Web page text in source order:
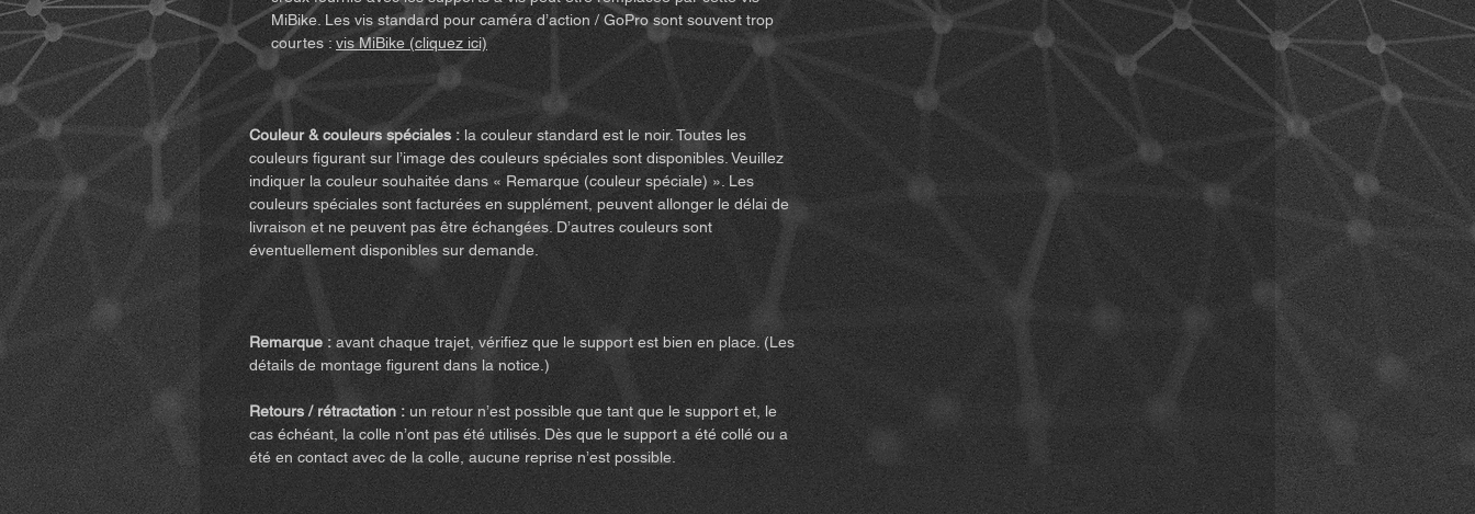
MiBike. Les vis standard pour caméra d’action / GoPro sont souvent trop
courtes :vis MiBike (cliquez ici)
Couleur & couleurs spéciales : la couleur standard est le noir. Toutes les
couleurs figurant sur l’image des couleurs spéciales sont disponibles. Veuillez
indiquer la couleur souhaitée dans « Remarque (couleur spéciale) ». Les
couleurs spéciales sont facturées en supplément, peuvent allonger le délai de
livraison et ne peuvent pas être échangées. D’autres couleurs sont
éventuellement disponibles sur demande.
Remarque :avant chaque trajet, vérifiez que le support est bien en place. (Les
détails de montage figurent dans la notice.)
Retours / rétractation :un retour n’est possible que tant que le support et, le
cas échéant, la colle n’ont pas été utilisés. Dès que le support a été collé ou a
été en contact avec de la colle, aucune reprise n’est possible.
remarques suivants :
• Nous vous conseillons de vous informer à l’avance sur
les conditions météorologiques, le trafic et l’état des
routes, et d’être correctement préparé avant d’utiliser le
produit.
• Si vous utilisez le produit lors de la conduite d’un
véhicule, tel qu’une moto, vous devez respecter les
consignes de sécurité du fabricant du véhicule ainsi que
celles du fabricant du casque.
• Utilisez le produit avec prudence.
5. Vous devez lire et comprendre intégralement toutes
les conditions relatives aux droits légaux et aux
avertissements liés à l’utilisation du produit. En utilisant
le produit, vous acceptez également toutes les
conditions relatives à la renonciation aux droits.
6. Tous les risques liés à l’utilisation du produit sont
entièrement à la charge de l’utilisateur,
indépendamment du fait que le produit soit utilisé par
l’acheteur initial.
7. L’utilisation du produit peut contrevenir à des normes
d’essai ou à des réglementations locales ou nationales.
Sachez également que l’utilisation correcte et sûre du